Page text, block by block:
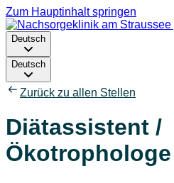
Zum Hauptinhalt springen
Deutsch
Deutsch
Zurück zu allen Stellen
Diätassistent /